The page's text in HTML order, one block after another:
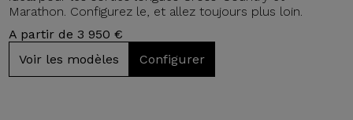
Marathon. Configurez le, et allez toujours plus loin.
A partir de 3 950 €
Voir les modèles
Configurer